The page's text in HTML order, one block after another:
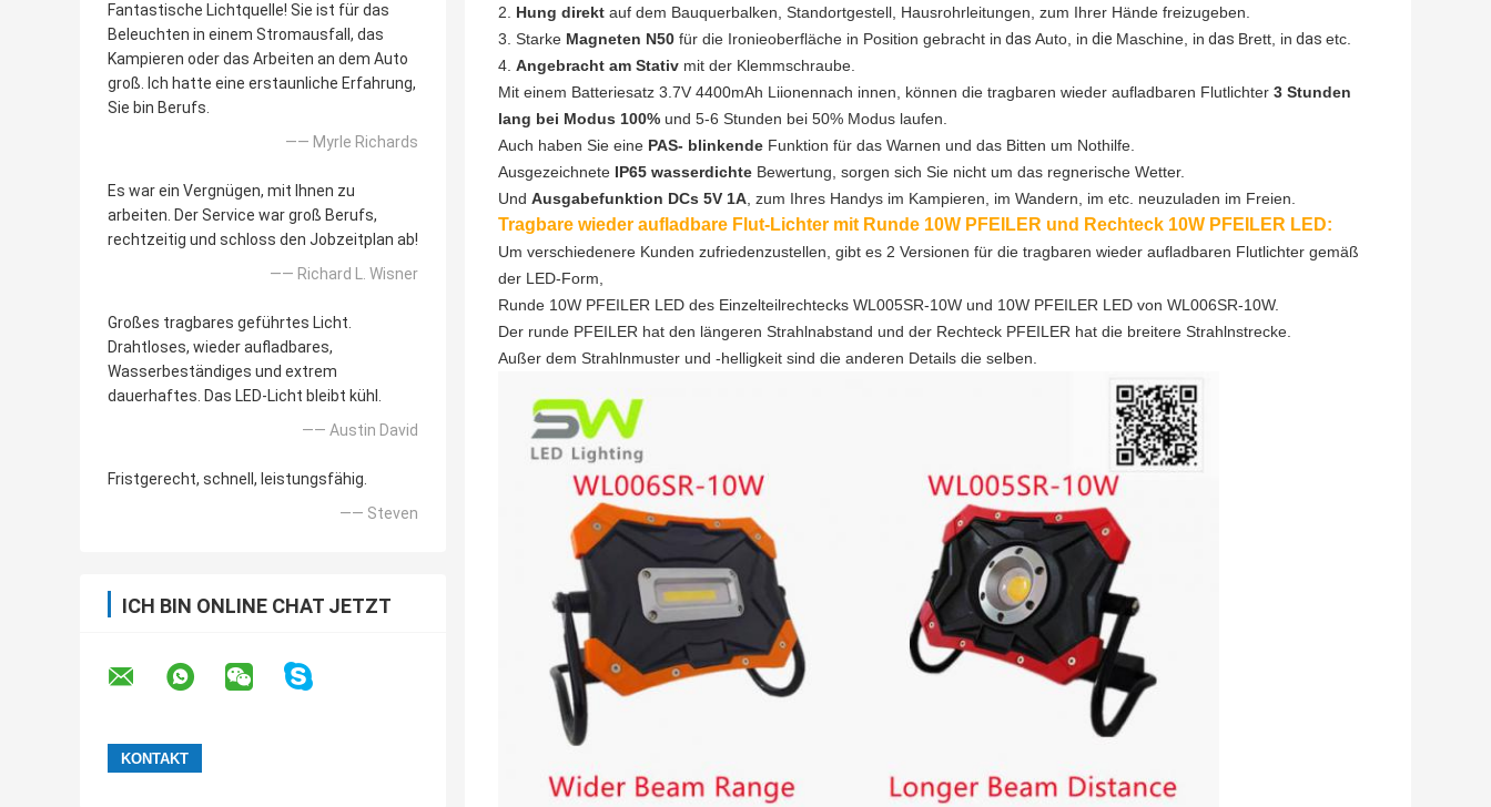
Fantastische Lichtquelle! Sie ist für das
Beleuchten in einem Stromausfall, das
Kampieren oder das Arbeiten an dem Auto
groß. Ich hatte eine erstaunliche Erfahrung,
Sie bin Berufs.
—— Myrle Richards
Es war ein Vergnügen, mit Ihnen zu
arbeiten. Der Service war groß Berufs,
rechtzeitig und schloss den Jobzeitplan ab!
—— Richard L. Wisner
Großes tragbares geführtes Licht.
Drahtloses, wieder aufladbares,
Wasserbeständiges und extrem
dauerhaftes. Das LED-Licht bleibt kühl.
—— Austin David
Fristgerecht, schnell, leistungsfähig.
—— Steven
ICH BIN ONLINE CHAT JETZT
2. Hung direkt auf dem Bauquerbalken, Standortgestell, Hausrohrleitungen, zum Ihrer Hände freizugeben.
3. Starke Magneten N50 für die Ironieoberfläche in Position gebracht in das Auto, in die Maschine, in das Brett, in das etc.
4. Angebracht am Stativ mit der Klemmschraube.
Mit einem Batteriesatz 3.7V 4400mAh Liionennach innen, können die tragbaren wieder aufladbaren Flutlichter 3 Stunden
lang bei Modus 100% und 5-6 Stunden bei 50% Modus laufen.
Auch haben Sie eine PAS- blinkende Funktion für das Warnen und das Bitten um Nothilfe.
Ausgezeichnete IP65 wasserdichte Bewertung, sorgen sich Sie nicht um das regnerische Wetter.
Und Ausgabefunktion DCs 5V 1A, zum Ihres Handys im Kampieren, im Wandern, im etc. neuzuladen im Freien.
Tragbare wieder aufladbare Flut-Lichter mit Runde 10W PFEILER und Rechteck 10W PFEILER LED:
Um verschiedenere Kunden zufriedenzustellen, gibt es 2 Versionen für die tragbaren wieder aufladbaren Flutlichter gemäß
der LED-Form,
Runde 10W PFEILER LED des Einzelteilrechtecks WL005SR-10W und 10W PFEILER LED von WL006SR-10W.
Der runde PFEILER hat den längeren Strahlnabstand und der Rechteck PFEILER hat die breitere Strahlnstrecke.
Außer dem Strahlnmuster und -helligkeit sind die anderen Details die selben.